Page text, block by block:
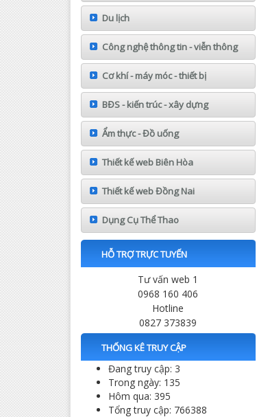
Du lịch
Công nghệ thông tin - viễn thông
Cơ khí - máy móc - thiết bị
BĐS - kiến trúc - xây dựng
Ẩm thực - Đồ uống
Thiết kế web Biên Hòa
Thiết kế web Đồng Nai
Dụng Cụ Thể Thao
HỖ TRỢ TRỰC TUYẾN
Tư vấn web 1
0968 160 406
Hotline
0827 373839
THỐNG KÊ TRUY CẬP
Đang truy cập: 3
Trong ngày: 135
Hôm qua: 395
Tổng truy cập: 766388